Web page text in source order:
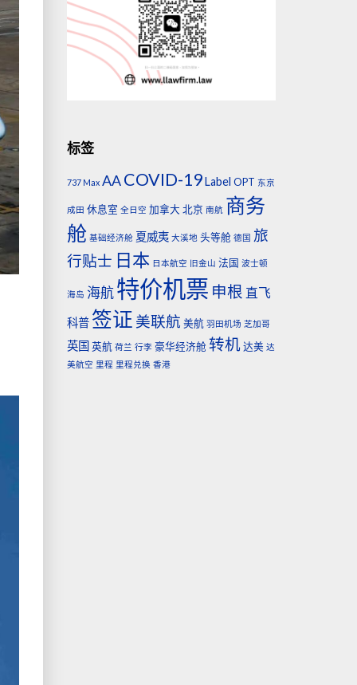
标签
737 Max AA COVID-19 Label OPT 东京
成田 休息室 全日空 加拿大 北京 南航 商务
舱 基础经济舱 夏威夷 大溪地 头等舱 德国 旅
行贴士 日本 日本航空 旧金山 法国 波士顿
海岛 海航 特价机票 申根 直飞
科普 签证 美联航 美航 羽田机场 芝加哥
英国 英航 荷兰 行李 豪华经济舱 转机 达美 达
美航空 里程 里程兑换 香港